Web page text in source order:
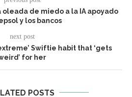
oleada de miedo a la IA apoyado
y los bancos
next post
Swiftie habit that ‘gets
for her
POSTS